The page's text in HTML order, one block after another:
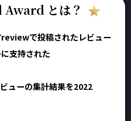
とは？
で投稿されたレビュー
支持された
ューの集計結果を2022